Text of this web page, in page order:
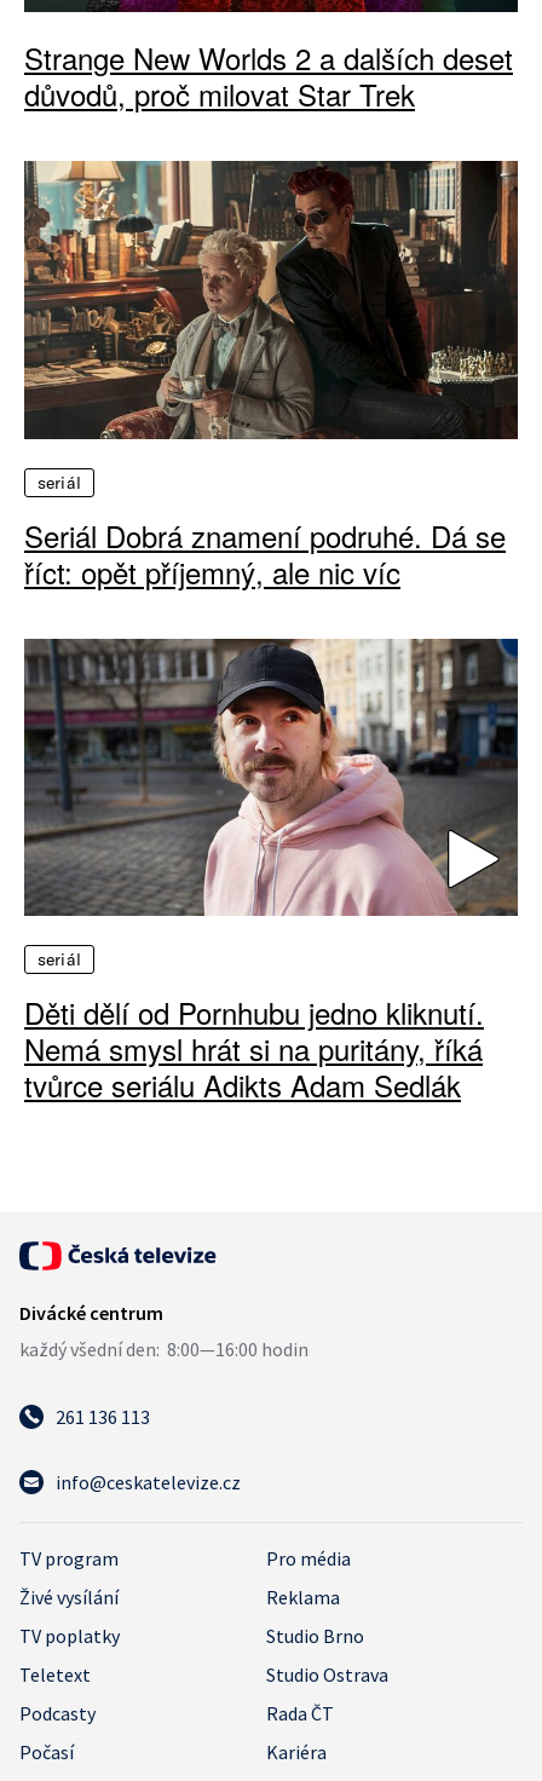
Strange New Worlds 2 a dalších deset
důvodů, proč milovat Star Trek
seriál
Seriál Dobrá znamení podruhé. Dá se
říct: opět příjemný, ale nic víc
seriál
Děti dělí od Pornhubu jedno kliknutí.
Nemá smysl hrát si na puritány, říká
tvůrce seriálu Adikts Adam Sedlák
261 136 113
info@ceskatelevize.cz
TV program
Pro média
Živé vysílání
Reklama
TV poplatky
Studio Brno
Teletext
Studio Ostrava
Podcasty
Rada ČT
Počasí
Kariéra